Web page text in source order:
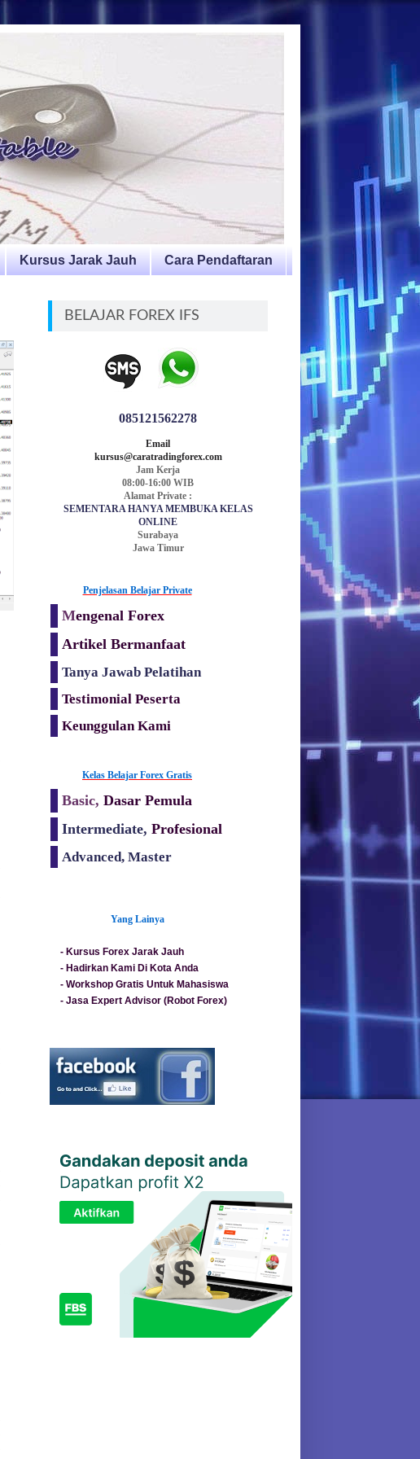
Kursus Jarak Jauh Cara Pendaftaran
BELAJAR FOREX IFS
085121562278
Email
kursus@caratradingforex.com
Jam Kerja
08:00-16:00 WIB
Alamat Private :
SEMENTARA HANYA MEMBUKA KELAS
ONLINE
Surabaya
Jawa Timur
Penjelasan Belajar Private
Mengenal Forex
Artikel Bermanfaat
Tanya Jawab Pelatihan
Testimonial Peserta
Keunggulan Kami
Kelas Belajar Forex Gratis
Basic, Dasar Pemula
Intermediate, Profesional
Advanced, Master
Yang Lainya
- Kursus Forex Jarak Jauh
- Hadirkan Kami Di Kota Anda
- Workshop Gratis Untuk Mahasiswa
- Jasa Expert Advisor (Robot Forex)